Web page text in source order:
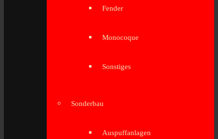
Fender
Monocoque
Sonstiges
Sonderbau
Auspuffanlagen